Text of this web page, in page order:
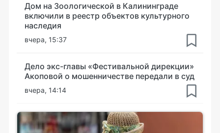
Дом на Зоологической в Калининграде
включили в реестр объектов культурного
наследия
вчера, 15:37
Дело экс-главы «Фестивальной дирекции»
Акоповой о мошенничестве передали в суд
вчера, 14:14